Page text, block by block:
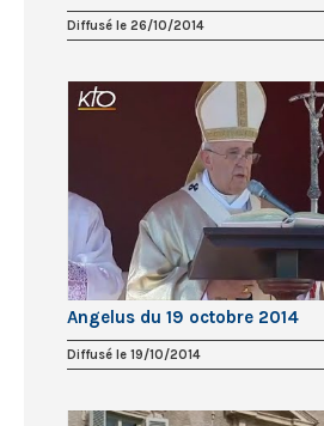
Diffusé le 26/10/2014
Angelus du 19 octobre 2014
Diffusé le 19/10/2014